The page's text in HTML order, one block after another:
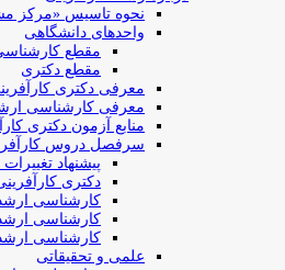
نحوه تاسیس «مرکز
واحدهای دانشگاهی
مقطع
مقطع دکتری
معرفی دکتری
معرفی کارشناسی
منابع آزمون دکتری
سرفصل دروس
پیشنهاد
دکتری
کارشناسی
کارشناسی
کارشناسی
علمی و تحقیقاتی